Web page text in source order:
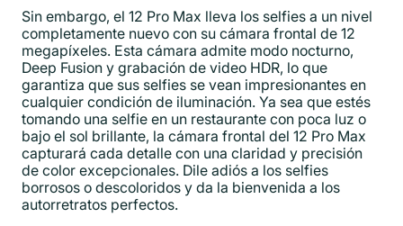
Sin embargo, el 12 Pro Max lleva los selfies a un nivel
completamente nuevo con su cámara frontal de 12
megapíxeles. Esta cámara admite modo nocturno,
Deep Fusion y grabación de video HDR, lo que
garantiza que sus selfies se vean impresionantes en
cualquier condición de iluminación. Ya sea que estés
tomando una selfie en un restaurante con poca luz o
bajo el sol brillante, la cámara frontal del 12 Pro Max
capturará cada detalle con una claridad y precisión
de color excepcionales. Dile adiós a los selfies
borrosos o descoloridos y da la bienvenida a los
autorretratos perfectos.